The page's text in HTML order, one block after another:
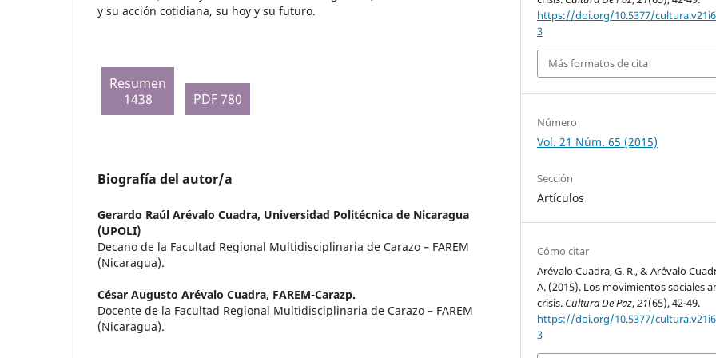
y su acción cotidiana, su hoy y su futuro.
Resumen
1438
PDF 780
Biografía del autor/a
Gerardo Raúl Arévalo Cuadra, Universidad Politécnica de Nicaragua
(UPOLI)
Decano de la Facultad Regional Multidisciplinaria de Carazo – FAREM
(Nicaragua).
César Augusto Arévalo Cuadra, FAREM-Carazp.
Docente de la Facultad Regional Multidisciplinaria de Carazo – FAREM
(Nicaragua).
https://doi.org/10.5377/
3
Más formatos de cita
Número
Vol. 21 Núm. 65 (2015)
Sección
Artículos
Cómo citar
Arévalo Cuadra, G. R., & Arévalo
A. (2015). Los movimientos sociales
crisis. Cultura De Paz,21(65), 42-49.
https://doi.org/10.5377/
3